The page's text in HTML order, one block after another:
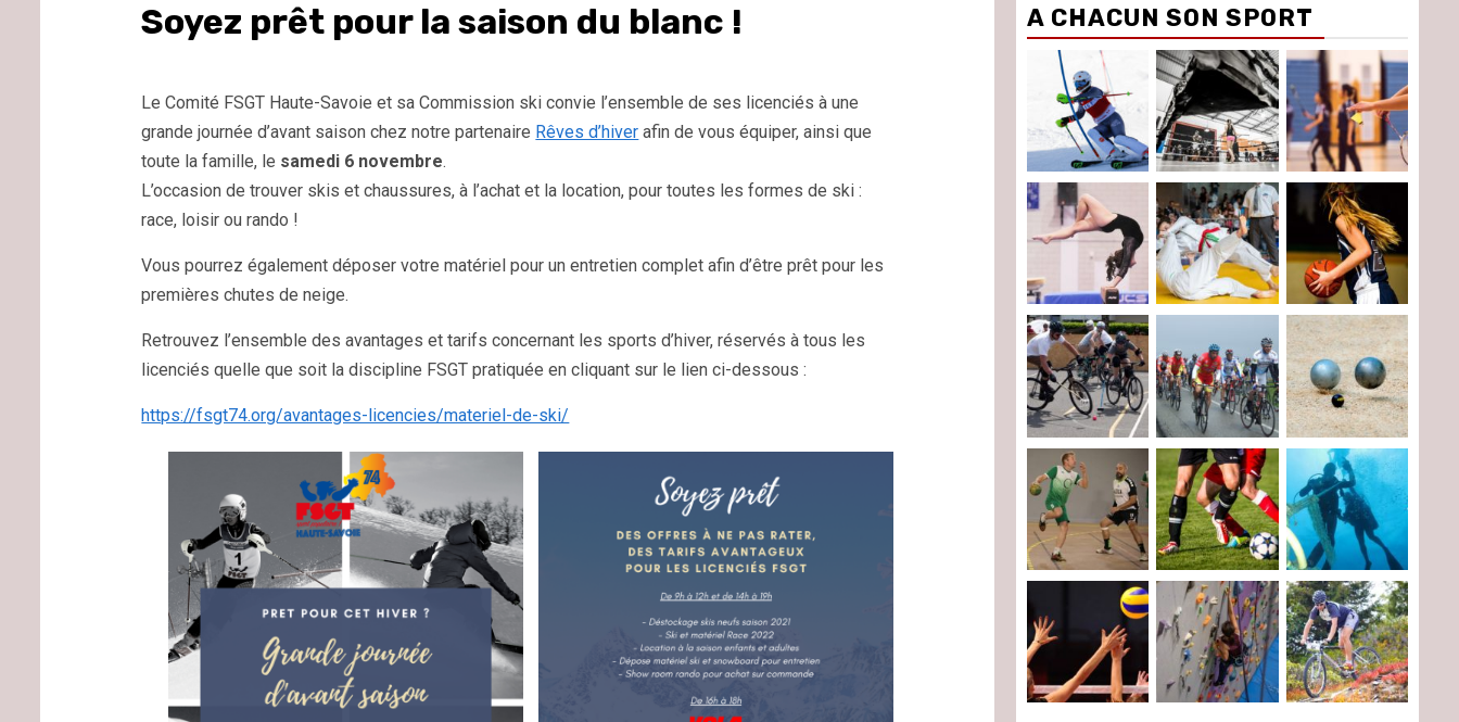
Soyez prêt pour la saison du blanc !
Le Comité FSGT Haute-Savoie et sa Commission ski convie l’ensemble de ses licenciés à une
grande journée d’avant saison chez notre partenaire Rêves d’hiver afin de vous équiper, ainsi que
toute la famille, le samedi 6 novembre.
L’occasion de trouver skis et chaussures, à l’achat et la location, pour toutes les formes de ski :
race, loisir ou rando !
Vous pourrez également déposer votre matériel pour un entretien complet afin d’être prêt pour les
premières chutes de neige.
Retrouvez l’ensemble des avantages et tarifs concernant les sports d’hiver, réservés à tous les
licenciés quelle que soit la discipline FSGT pratiquée en cliquant sur le lien ci-dessous :
https://fsgt74.org/avantages-licencies/materiel-de-ski/
A CHACUN SON SPORT